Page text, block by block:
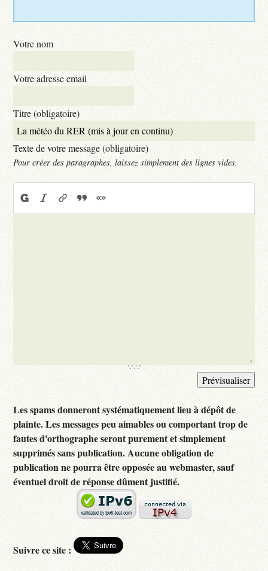
Votre nom
Votre adresse email
Titre (obligatoire)
Texte de votre message (obligatoire)
Pour créer des paragraphes, laissez simplement des lignes vides.
Les spams donneront systématiquement lieu à dépôt de
plainte. Les messages peu aimables ou comportant trop de
fautes d'orthographe seront purement et simplement
supprimés sans publication. Aucune obligation de
publication ne pourra être opposée au webmaster, sauf
éventuel droit de réponse dûment justifié.
Suivre ce site :